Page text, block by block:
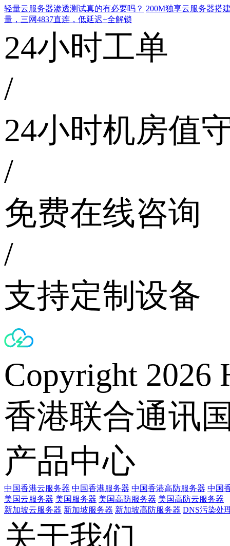
轻量云服务器渗透测试真的有必要吗？ 200M独享云服务器搭
量，三网4837直连，低延迟+全解锁
24小时工单
/
24小时机房值
/
免费在线咨询
/
支持定制设备
Copyright 2026
香港联合通讯
产品中心
中国香港云服务器 中国香港服务器 中国香港高防服务器 中国
美国云服务器 美国服务器 美国高防服务器 美国高防云服务器
新加坡云服务器 新加坡服务器 新加坡高防服务器 DNS污染处
关于我们